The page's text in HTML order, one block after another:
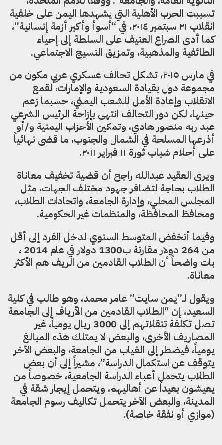
تسببت الحرب الأهلية التي يشهدها اليمن على خلفية
انقلاب ٢١ سبتمبر ٢٠١٤، في “أسوأ وأكبر أزمة إنسانية”،
كما أدى الصراع العنيف على السلطة إلى إحياء
الطائفية والمذهبية، وتمزيق النسيج الاجتماعي.
في مارس ٢٠١٥، تشكل تحالف عسكري عربي مكون من
مجموعة دول بقيادة السعودية والإمارات، لقمع
الانقلاب وإعادة الأمل للشعب اليمني، حسبما زعم
حينها، لكن دور التحالف انتهى بإزاحة الرئيس الشرعي
عبد ربه منصور هادي، وتمكين الأحزاب اليمنية و/أو
أذرعها المسلحة في الشمال والجنوب، ما قضى نهائياً
على أحلام شباب ثورة ١١ فبراير ٢٠١١.
ويرى العقيد عبدالله راجح أن قضية تخفيف معاناة
الطلاب بحاجة لتضافر جهود مختلف الجهات، مثل
المجلس المحلي، وإدارة الجامعة، واتحادات الطلاب،
ومحافظ المحافظة، والمنظمات غير الحكومية.
وفيما أنخفض المتوسط السنوي لدخل الفرد إلى أقل
من 264 دولار مقارنة ب1300 دولار في عام 2014 ،
بات واضحاً أن الطلاب القادمين من الريف هم الأكثر
معاناة.
ويقول لـ”يمن سايت” عامر محمد، وهو طالب في كلية
السعيد، إن “الطلاب القادمين من الأرياف إلى الجامعة
تصل تكلفة تنقلاتهم إلى 3000 ريال يومياً، غير
المصاريف الأخرى، والبعض لا يمتلك هذه المبالغ
يومياً، فيضطر إلى الغياب من الجامعة، والبعض الآخر
يتوقف عن استكمال الدراسة”، مشيراً إلى أن بعض
الطلاب يتحمل أعباء الدراسة الجامعية، خصوصاً من
يعيشون بعيداً عن أهاليهم، ويتحمل إيجار شقة في
المدينة، والبعض الآخر يتحمل تكاليف رسوم الجامعة
(موازي أو نفقة خاصة).